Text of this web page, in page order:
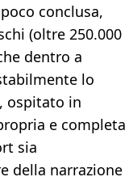
conclusa,
(oltre 250.000
dentro a
lo
ospitato in
e completa
sia
della narrazione